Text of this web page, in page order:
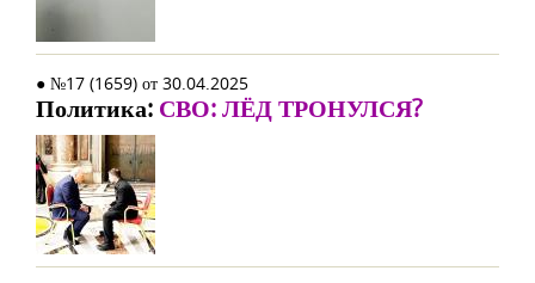
● №17 (1659) от 30.04.2025
Политика: СВО: ЛЁД ТРОНУЛСЯ?